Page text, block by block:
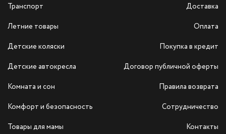
Транспорт
Летние товары
Детские коляски
Детские автокресла
Комната и сон
Комфорт и безопасность
Товары для мамы
Доставка
Оплата
Покупка в кредит
Договор публичной оферты
Правила возврата
Сотрудничество
Контакты